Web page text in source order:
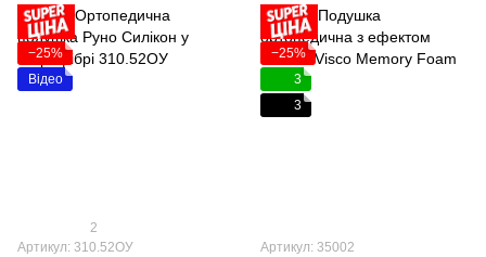
−25%
Відео
2
Артикул: 310.52ОУ
−25%
3
3
Артикул: 35002